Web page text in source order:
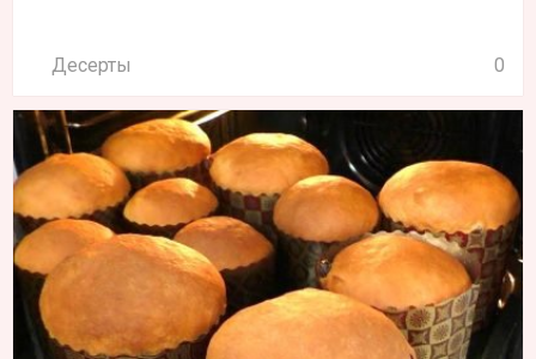
Десерты 0